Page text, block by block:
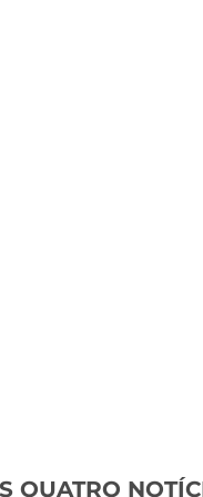
QUATRO